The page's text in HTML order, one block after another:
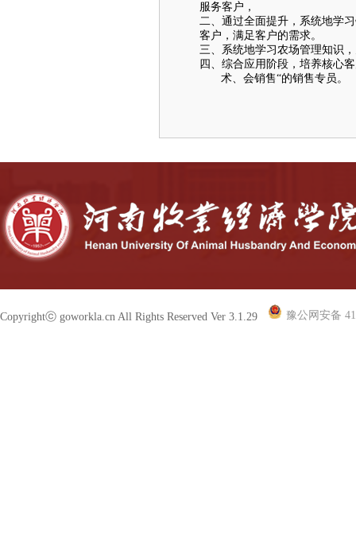
服务客户，
二、通过全面提升，系统地学
客户，满足客户的需求。
三、系统地学习农场管理知识
四、综合应用阶段，培养核心
术、会销售“的销售专员。
Copyrightⓒ goworkla.cn All Rights Reserved Ver 3.1.29 豫公网安备